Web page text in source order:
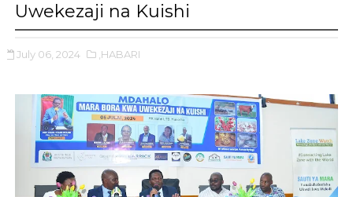
Uwekezaji na Kuishi
July 06, 2024 ,HABARI